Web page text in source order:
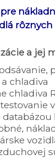
a jej
a chladiva
chladiva